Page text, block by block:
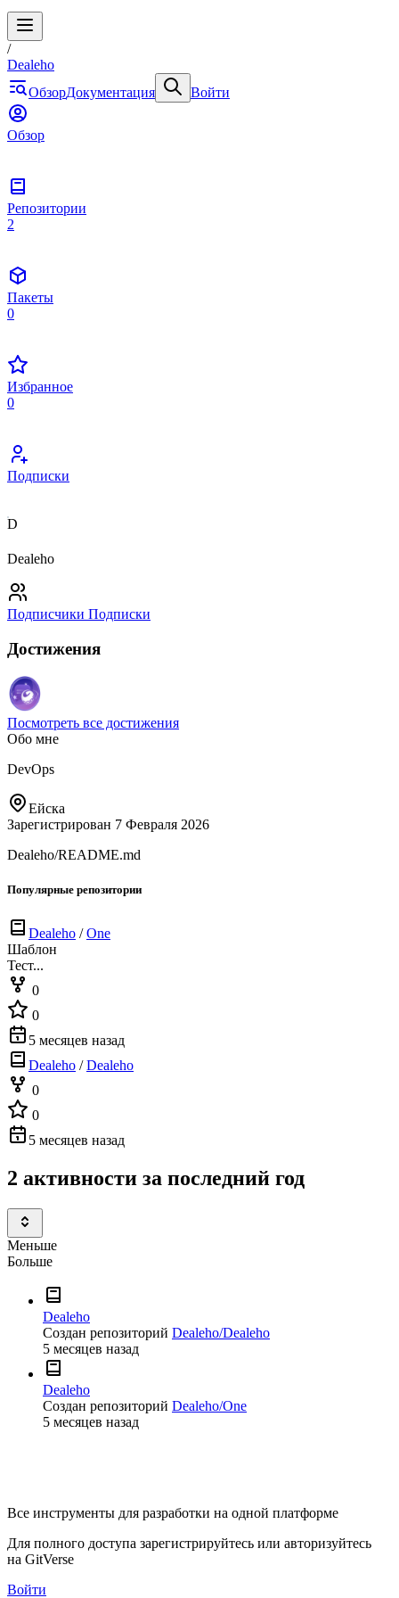
/
Dealeho
ОбзорДокументация Войти
Обзор
Репозитории
2
Пакеты
0
Избранное
0
Подписки
D
Dealeho
Подписчики Подписки
Достижения
Посмотреть все достижения
Обо мне
DevOps
Ейска
Зарегистрирован 7 Февраля 2026
Dealeho/README.md
Популярные репозитории
Dealeho /One
Шаблон
Тест...
0
0
5 месяцев назад
Dealeho /Dealeho
0
0
5 месяцев назад
2 активности за последний год
Меньше
Больше
Dealeho
Создан репозиторий Dealeho/Dealeho
5 месяцев назад
Dealeho
Создан репозиторий Dealeho/One
5 месяцев назад
Все инструменты для разработки на одной платформе
Для полного доступа зарегистрируйтесь или авторизуйтесь
на GitVerse
Войти